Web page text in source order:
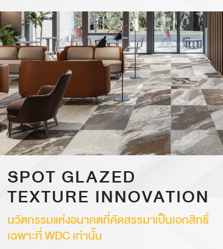
SPOT GLAZED
TEXTURE INNOVATION
นวัตกรรมแห่งอนาคตที่คัดสรรมาเป็นเอกสิทธิ์
เฉพาะที่ WDC เท่านั้น